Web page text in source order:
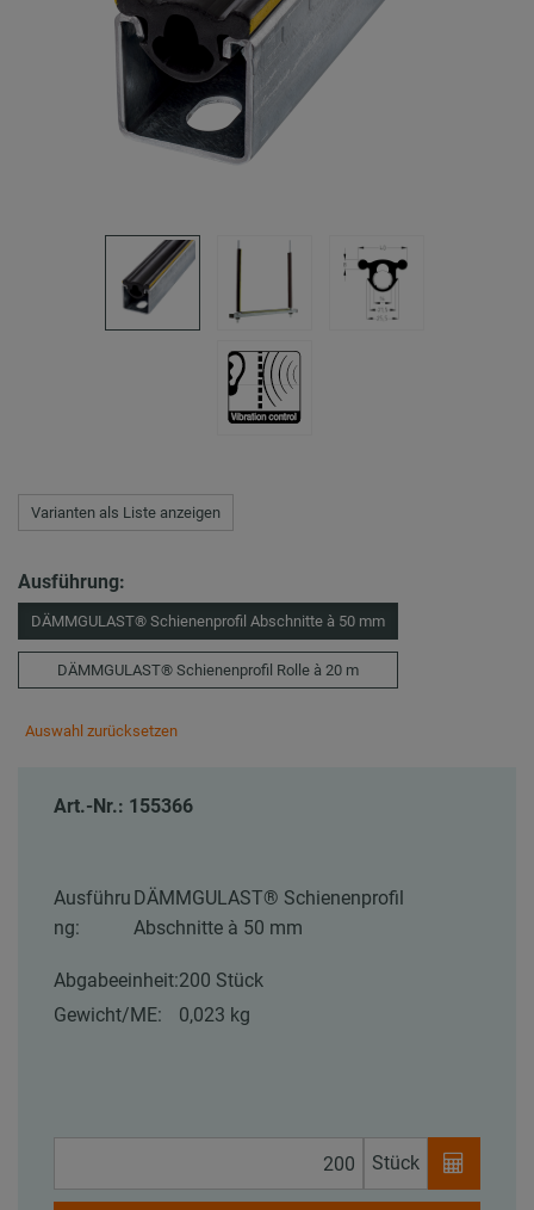
Varianten als Liste anzeigen
Ausführung:
DÄMMGULAST® Schienenprofil Abschnitte à 50 mm
DÄMMGULAST® Schienenprofil Rolle à 20 m
Auswahl zurücksetzen
Art.-Nr.: 155366
Ausführu
ng:
DÄMMGULAST® Schienenprofil
Abschnitte à 50 mm
Abgabeeinheit:200 Stück
Gewicht/ME:
0,023 kg
Stück